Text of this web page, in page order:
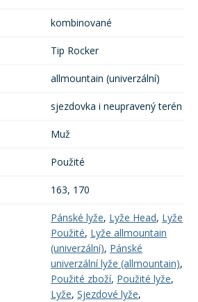
kombinované
Tip Rocker
allmountain (univerzální)
sjezdovka i neupravený terén
Muž
Použité
163, 170
Pánské lyže, Lyže Head, Lyže
Použité, Lyže allmountain
(univerzální), Pánské
univerzální lyže (allmountain),
Použité zboží, Použité lyže,
Lyže, Sjezdové lyže,